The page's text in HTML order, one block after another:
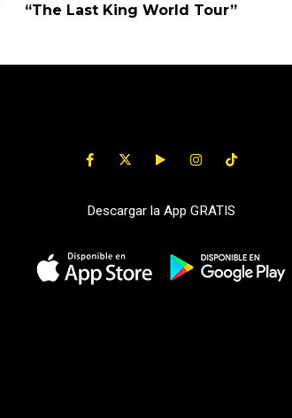
“The Last King World Tour”
Descargar la App GRATIS